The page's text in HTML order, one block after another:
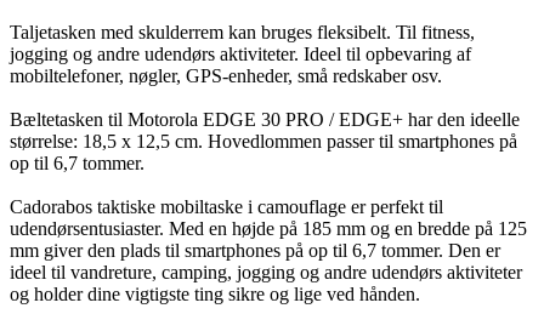
Taljetasken med skulderrem kan bruges fleksibelt. Til fitness,
jogging og andre udendørs aktiviteter. Ideel til opbevaring af
mobiltelefoner, nøgler, GPS-enheder, små redskaber osv.
Bæltetasken til Motorola EDGE 30 PRO / EDGE+ har den ideelle
størrelse: 18,5 x 12,5 cm. Hovedlommen passer til smartphones på
op til 6,7 tommer.
Cadorabos taktiske mobiltaske i camouflage er perfekt til
udendørsentusiaster. Med en højde på 185 mm og en bredde på 125
mm giver den plads til smartphones på op til 6,7 tommer. Den er
ideel til vandreture, camping, jogging og andre udendørs aktiviteter
og holder dine vigtigste ting sikre og lige ved hånden.